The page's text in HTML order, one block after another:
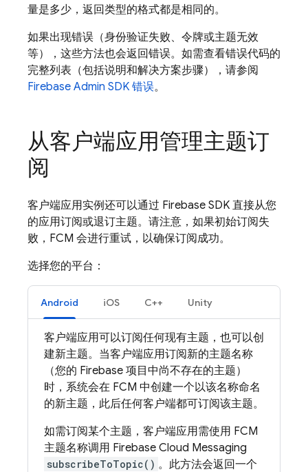
量是多少，返回类型的格式都是相同的。
如果出现错误（身份验证失败、令牌或主题无效
等），这些方法也会返回错误。如需查看错误代码的
完整列表（包括说明和解决方案步骤），请参阅
Firebase Admin SDK 错误。
从客户端应用管理主题订
阅
客户端应用实例还可以通过 Firebase SDK 直接从您
的应用订阅或退订主题。请注意，如果初始订阅失
败， FCM 会进行重试，以确保订阅成功。
选择您的平台：
Android iOS C++ Unity
客户端应用可以订阅任何现有主题，也可以创
建新主题。当客户端应用订阅新的主题名称
（您的 Firebase 项目中尚不存在的主题）
时，系统会在 FCM 中创建一个以该名称命名
的新主题，此后任何客户端都可订阅该主题。
如需订阅某个主题，客户端应用需使用 FCM
主题名称调用 Firebase Cloud Messaging
subscribeToTopic() 。此方法会返回一个